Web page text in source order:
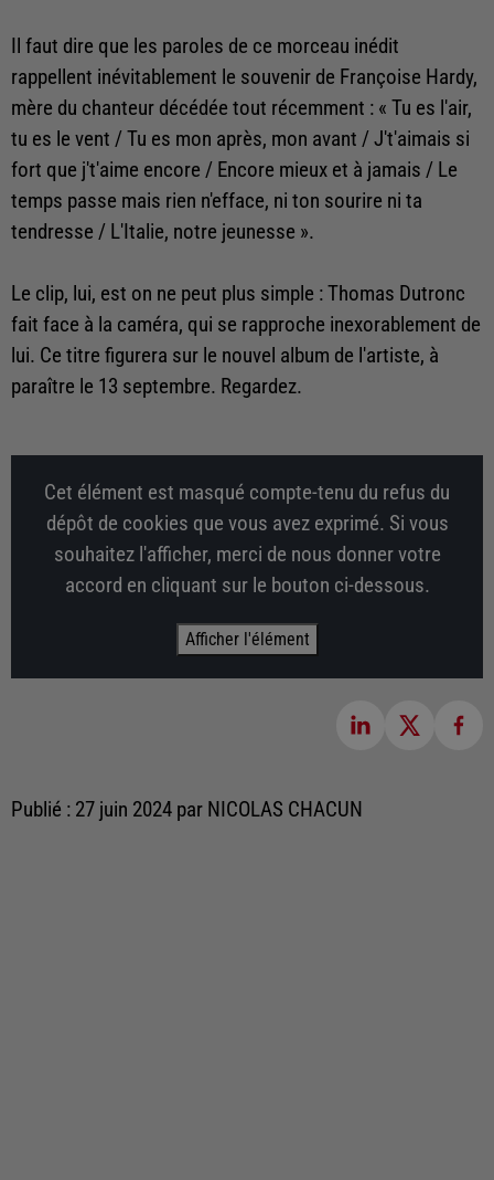
Il faut dire que les paroles de ce morceau inédit
rappellent inévitablement le souvenir de Françoise Hardy,
mère du chanteur décédée tout récemment : « Tu es l'air,
tu es le vent / Tu es mon après, mon avant / J't'aimais si
fort que j't'aime encore / Encore mieux et à jamais / Le
temps passe mais rien n'efface, ni ton sourire ni ta
tendresse / L'Italie, notre jeunesse ».
Le clip, lui, est on ne peut plus simple : Thomas Dutronc
fait face à la caméra, qui se rapproche inexorablement de
lui. Ce titre figurera sur le nouvel album de l'artiste, à
paraître le 13 septembre. Regardez.
Cet élément est masqué compte-tenu du refus du
dépôt de cookies que vous avez exprimé. Si vous
souhaitez l'afficher, merci de nous donner votre
accord en cliquant sur le bouton ci-dessous.
Afficher l'élément
Publié : 27 juin 2024 par NICOLAS CHACUN